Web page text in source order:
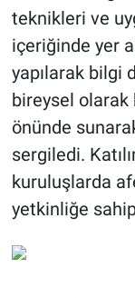
teknikleri ve
içeriğinde yer
yapılarak bilgi
bireysel olarak
önünde
sergiledi.
kuruluşlarda
yetkinliğe